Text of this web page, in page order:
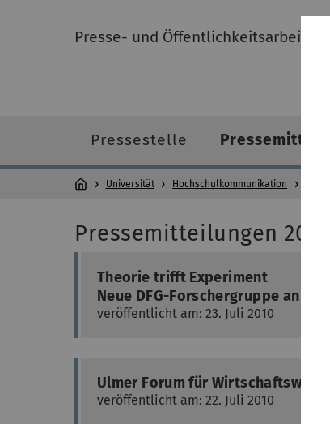
Presse- und Öffentlichkeitsarbeit
Pressestelle
Universität Hochschulkommunikation
Pressemitteilungen 2010
Theorie trifft Experiment
Neue DFG-Forschergruppe an
veröffentlicht am: 23. Juli 2010
Ulmer Forum für
veröffentlicht am: 22. Juli 2010